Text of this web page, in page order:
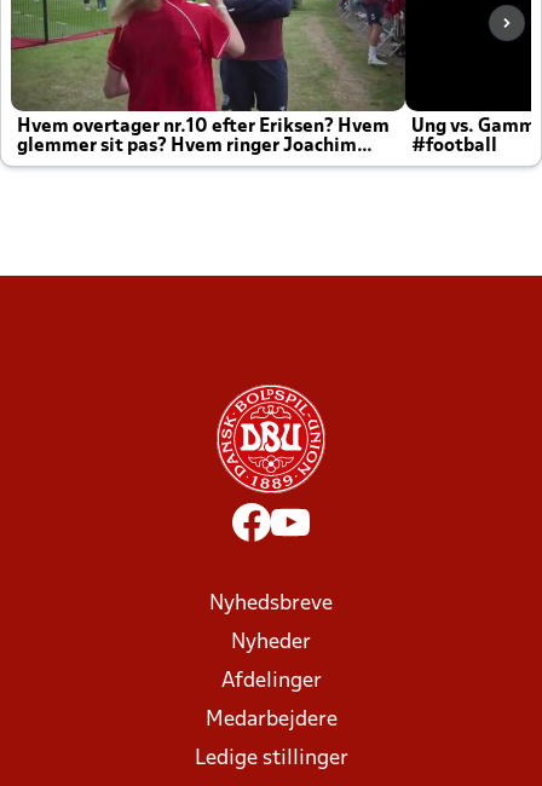
Hvem overtager nr.10 efter Eriksen? Hvem
glemmer sit pas? Hvem ringer Joachim
altid til efter kampe?
Ung vs.
#football
Nyhedsbreve
Nyheder
Afdelinger
Medarbejdere
Ledige stillinger